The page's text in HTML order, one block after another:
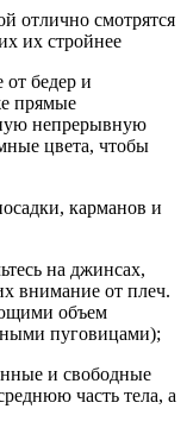
отлично смотрятся
их стройнее
бедер и
прямые
непрерывную
цвета, чтобы
карманов и
на джинсах,
внимание от плеч.
объем
пуговицами);
и свободные
часть тела, а